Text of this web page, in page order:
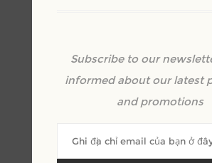
Subscribe to our
informed about our latest
and promotions